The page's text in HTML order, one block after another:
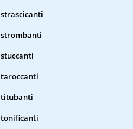
strascicanti
strombanti
stuccanti
taroccanti
titubanti
tonificanti